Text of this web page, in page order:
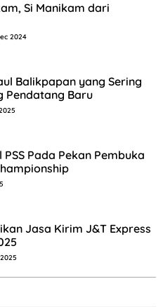
Si Manikam dari
2024
Balikpapan yang Sering
Pendatang Baru
Pada Pekan Pembuka
Jasa Kirim J&T Express